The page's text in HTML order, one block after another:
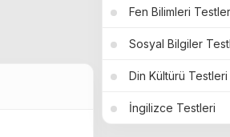
Fen Bilimleri
Sosyal Bilgiler
Din Kültürü Testleri
İngilizce Testleri